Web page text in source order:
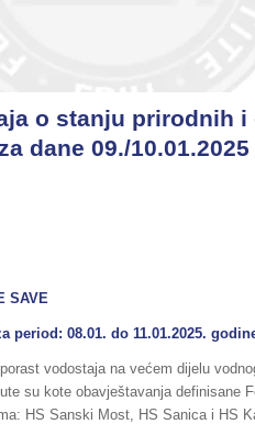
o stanju prirodnih
dane 09./
SAVE
08.01. do 11.01.2025.
vodostaja na većem dijelu
su kote obavještavanja definisane
HS Sanski Most, HS Sanica i HS